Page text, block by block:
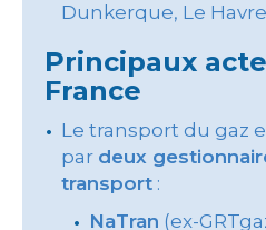
Dunkerque, Le
Principaux
France
Le transport du gaz
par deux
transport :
NaTran (ex-